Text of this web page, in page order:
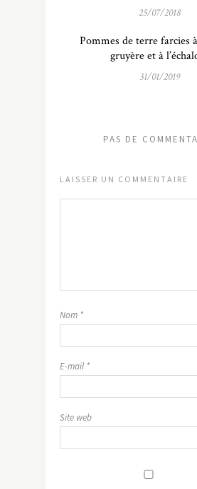
25/07/2018
Pommes de terre farcies
gruyère et à
31/01/2019
PAS DE
LAISSER UN COMMENTAIRE
Nom *
E-mail *
Site web